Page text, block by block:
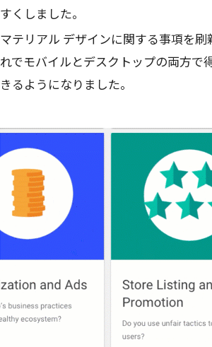
すくしました。
マテリアル デザインに関する事項を
れでモバイルとデスクトップの両方で
きるようになりました。